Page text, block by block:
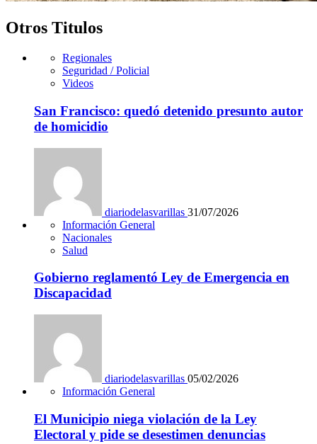
Otros Titulos
Regionales
Seguridad / Policial
Videos
San Francisco: quedó detenido presunto autor
de homicidio
diariodelasvarillas 31/07/2026
Información General
Nacionales
Salud
Gobierno reglamentó Ley de Emergencia en
Discapacidad
diariodelasvarillas 05/02/2026
Información General
El Municipio niega violación de la Ley
Electoral y pide se desestimen denuncias